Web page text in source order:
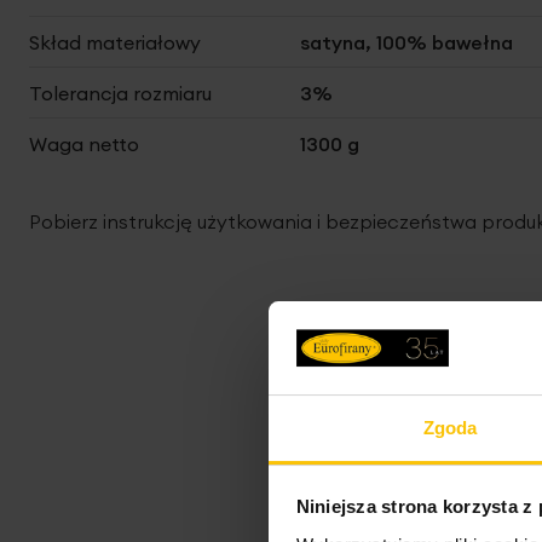
Zgoda
Niniejsza strona korzysta z
Skład materiałowy satyna, 100% bawełna
Tolerancja rozmiaru 3%
Waga netto 1300 g
Pobierz instrukcję użytkowania i bezpieczeństwa